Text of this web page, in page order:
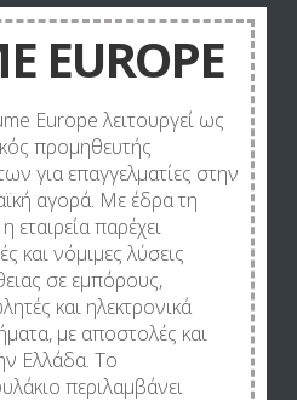
EUROPE
Europe λειτουργεί ως
προμηθευτής
για επαγγελματίες στην
αγορά. Με έδρα τη
εταιρεία παρέχει
και νόμιμες λύσεις
σε εμπόρους,
και ηλεκτρονικά
με αποστολές και
Ελλάδα. Το
περιλαμβάνει